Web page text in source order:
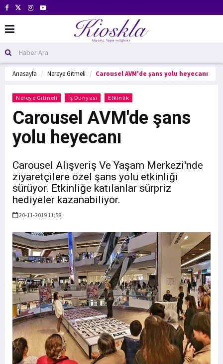
Anasayfa Nereye Gitmeli Carousel AVM'de şans yolu heyecanı
Nereye Gitmeli İş Dünyası Etkinlik
Carousel AVM'de şans
yolu heyecanı
Carousel Alışveriş Ve Yaşam Merkezi'nde
ziyaretçilere özel şans yolu etkinliği
sürüyor. Etkinliğe katılanlar sürpriz
hediyeler kazanabiliyor.
20-11-2019 11:58